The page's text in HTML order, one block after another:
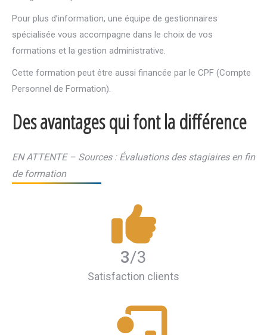
Pour plus d’information, une équipe de gestionnaires
spécialisée vous accompagne dans le choix de vos
formations et la gestion administrative.
Cette formation peut être aussi financée par le CPF (Compte
Personnel de Formation).
Des avantages qui font la différence
EN ATTENTE – Sources : Évaluations des stagiaires en fin
de formation
3/3
Satisfaction clients